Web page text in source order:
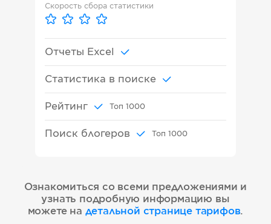
Скорость сбора статистики
Отчеты Excel
Статистика в поиске
Рейтинг Топ 1000
Поиск блогеров Топ 1000
Ознакомиться со всеми предложениями и
узнать подробную информацию вы
можете на детальной странице тарифов.